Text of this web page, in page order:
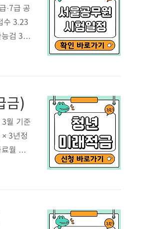
·7급 공
수 3.23
검 3급
시험시
금)
월 기준
3년정
월 최
계좌는